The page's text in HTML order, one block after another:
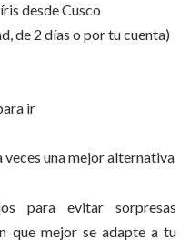
desde Cusco
de 2 días o por tu cuenta)
ir
veces una mejor alternativa
para evitar sorpresas
que mejor se adapte a tu